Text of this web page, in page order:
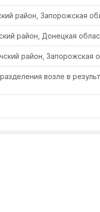
район, Запорожская
район, Донецкая
район, Запорожская
возле в